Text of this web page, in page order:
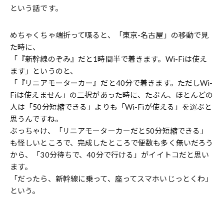
という話です。
めちゃくちゃ端折って喋ると、「東京-名古屋」の移動で見
た時に、
「『新幹線のぞみ』だと1時間半で着きます。Wi-Fiは使え
ます」というのと、
「『リニアモーターカー』だと40分で着きます。ただしWi-
Fiは使えません」の二択があった時に、たぶん、ほとんどの
人は「50分短縮できる」よりも「Wi-Fiが使える」を選ぶと
思うんですね。
ぶっちゃけ、「リニアモーターカーだと50分短縮できる」
も怪しいところで、完成したところで便数も多く無いだろう
から、「30分待ちで、40分で行ける」がイイトコだと思い
ます。
「だったら、新幹線に乗って、座ってスマホいじっとくわ」
という。